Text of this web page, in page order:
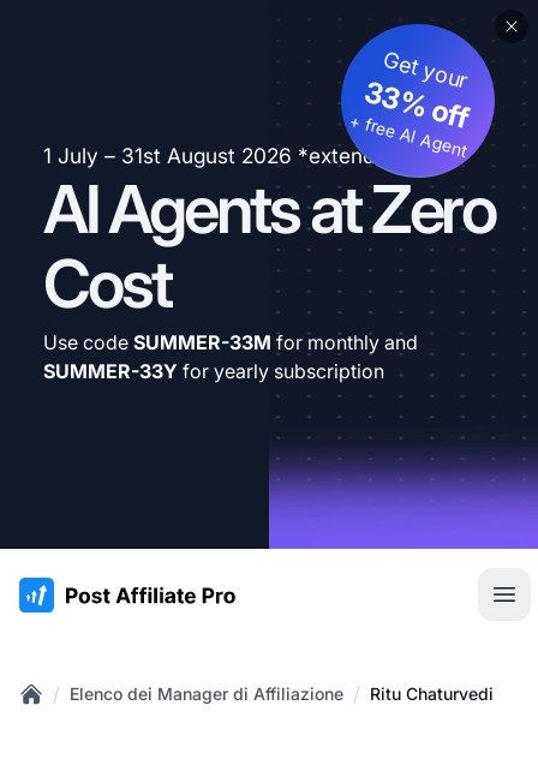
1 July – 31st August 2026 *extended
AI Agents at Zero
Cost
Get your
33% off
+ free AI Agent
Use code SUMMER-33M for monthly and
SUMMER-33Y for yearly subscription
:site.title
/ Elenco dei Manager di Affiliazione / Ritu Chaturvedi